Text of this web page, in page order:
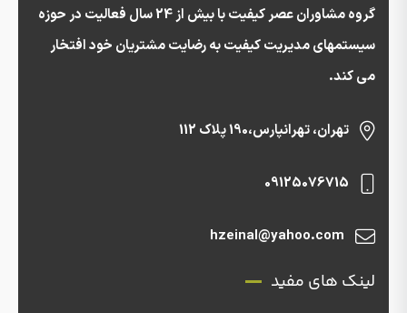
گروه مشاوران عصر کیفیت با بیش از 24 سال فعالیت در حوزه
سیستمهای مدیریت کیفیت به رضایت مشتریان خود افتخار
می کند.
تهران، تهرانپارس،190 پلاک 112
09125076715
hzeinal@yahoo.com
لینک های مفید